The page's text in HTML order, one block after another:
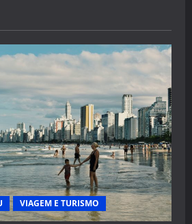
VIAGEM E TURISMO